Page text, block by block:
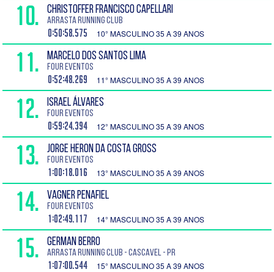
10. CHRISTOFFER FRANCISCO CAPELLARI
ARRASTA RUNNING CLUB
0:50:58.575 10° MASCULINO 35 A 39 ANOS
11. MARCELO DOS SANTOS LIMA
Four Eventos
0:52:48.269 11° MASCULINO 35 A 39 ANOS
12. ISRAEL ÁLVARES
Four Eventos
0:59:24.394 12° MASCULINO 35 A 39 ANOS
13. JORGE HERON DA COSTA GROSS
Four Eventos
1:00:18.016 13° MASCULINO 35 A 39 ANOS
14. VAGNER PENAFIEL
Four Eventos
1:02:49.117 14° MASCULINO 35 A 39 ANOS
15. GERMAN BERRO
Arrasta Running Club - Cascavel - PR
1:07:00.544 15° MASCULINO 35 A 39 ANOS